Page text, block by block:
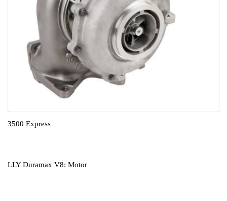
3500 Express
LLY Duramax V8: Motor